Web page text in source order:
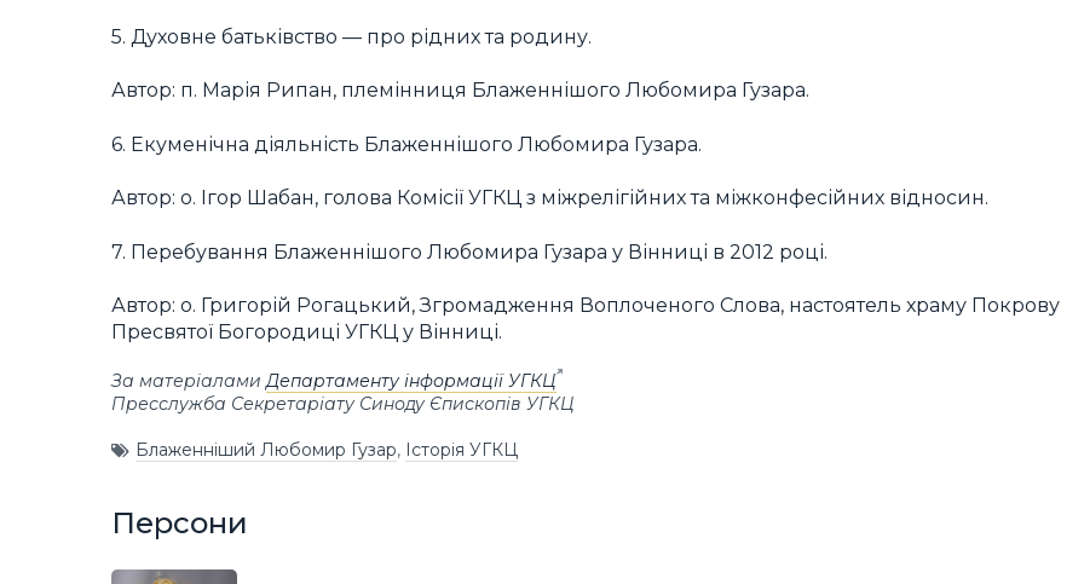
5. Духовне батьківство — про рідних та родину.
Автор: п. Марія Рипан, племінниця Блаженнішого Любомира Гузара.
6. Екуменічна діяльність Блаженнішого Любомира Гузара.
Автор: о. Ігор Шабан, голова Комісії УГКЦ з міжрелігійних та міжконфесійних відносин.
7. Перебування Блаженнішого Любомира Гузара у Вінниці в 2012 році.
Автор: о. Григорій Рогацький, Згромадження Воплоченого Слова, настоятель храму Покрову
Пресвятої Богородиці УГКЦ у Вінниці.
За матеріаламиДепартаменту інформації УГКЦ
Пресслужба Секретаріату Синоду Єпископів УГКЦ
Блаженніший Любомир Гузар, Історія УГКЦ
Персони